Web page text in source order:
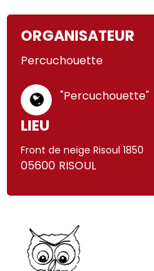
ORGANISATEUR
Percuchouette
"Percuchouette"
LIEU
Front de neige Risoul 1850
05600 RISOUL